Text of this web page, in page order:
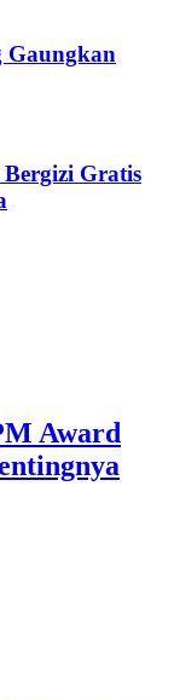
Gaungkan
Gratis
Award